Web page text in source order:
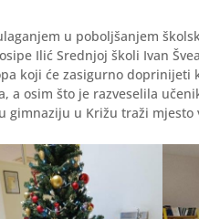
u poboljšanjem
Ilić Srednjoj školi Ivan
koji će zasigurno doprinijeti
a osim što je razveselila
gimnaziju u Križu traži mjesto